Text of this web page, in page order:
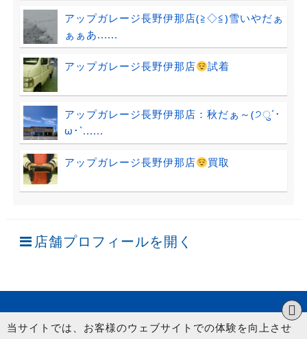
アップガレージ長野伊那店(≧◇≦)雪いやだぁ
ぁぁあ......
アップガレージ長野伊那店 試着
アップガレージ長野伊那店：秋だぁ～(੭ु´･
ω･`......
アップガレージ長野伊那店 買取
店舗プロフィールを開く
当サイトでは、お客様のウェブサイトでの体験を向上させ